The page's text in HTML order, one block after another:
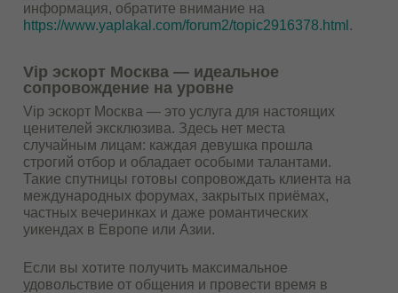
информация, обратите внимание на
https://www.yaplakal.com/forum2/topic2916378.html .
Vip эскорт Москва — идеальное
сопровождение на уровне
Vip эскорт Москва — это услуга для настоящих
ценителей эксклюзива. Здесь нет места
случайным лицам: каждая девушка прошла
строгий отбор и обладает особыми талантами.
Такие спутницы готовы сопровождать клиента на
международных форумах, закрытых приёмах,
частных вечеринках и даже романтических
уикендах в Европе или Азии.
Если вы хотите получить максимальное
удовольствие от общения и провести время в